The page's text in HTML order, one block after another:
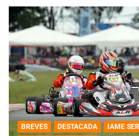
BREVES DESTACADA
IAME